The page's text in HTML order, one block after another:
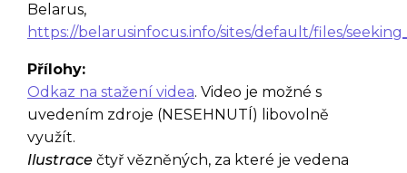
Belarus,
https://belarusinfocus.info/sites/default/files/
Přílohy:
Odkaz na stažení videa. Video je možné s
uvedením zdroje (NESEHNUTÍ) libovolně
využít.
Ilustrace čtyř vězněných, za které je vedena